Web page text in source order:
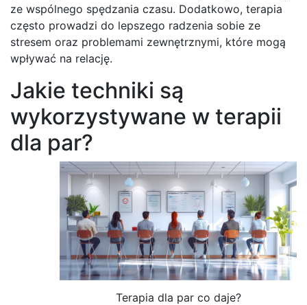
ze wspólnego spędzania czasu. Dodatkowo, terapia
często prowadzi do lepszego radzenia sobie ze
stresem oraz problemami zewnętrznymi, które mogą
wpływać na relację.
Jakie techniki są
wykorzystywane w terapii
dla par?
Terapia dla par co daje?